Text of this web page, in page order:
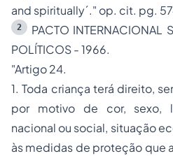
and spiritually´." op. cit. pg.
2
PACTO INTERNACIONAL
POLÍTICOS - 1966.
"Artigo 24.
1. Toda criança terá direito,
por motivo de cor, sexo,
nacional ou social, situação
às medidas de proteção que